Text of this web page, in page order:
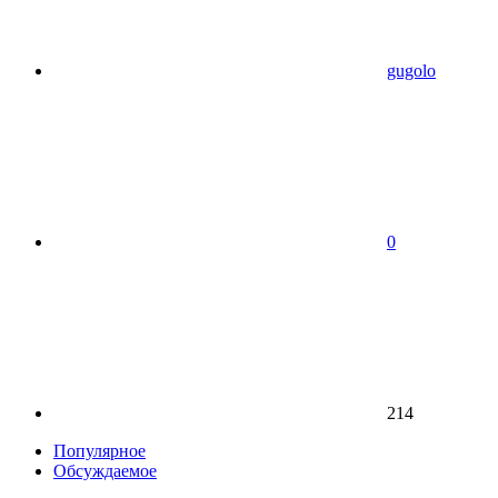
gugolo
0
214
Популярное
Обсуждаемое